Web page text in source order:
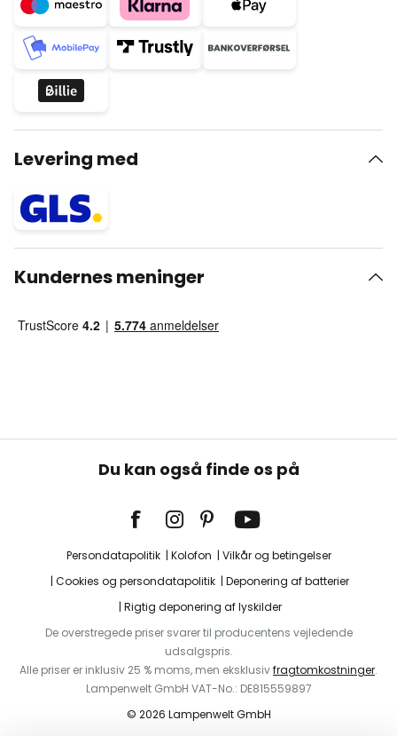
Levering med
Kundernes meninger
Du kan også finde os på
Persondatapolitik Kolofon
Vilkår og betingelser
Cookies og persondatapolitik
Deponering af batterier
Rigtig deponering af lyskilder
De overstregede priser svarer til producentens vejledende
udsalgspris.
Alle priser er inklusiv 25 % moms, men eksklusivfragtomkostninger.
Lampenwelt GmbH VAT-No.: DE815559897
© 2026 Lampenwelt GmbH